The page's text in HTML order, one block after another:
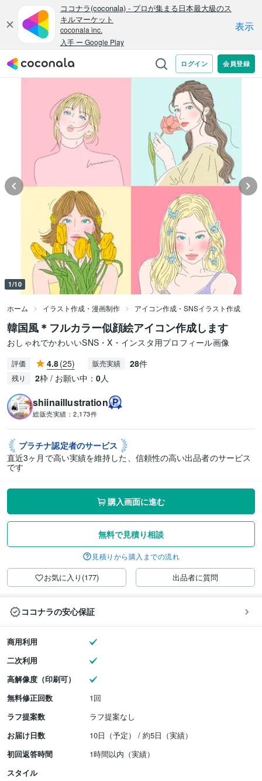
1/10
ホーム イラスト作成・漫画制作 アイコン作成・SNSイラスト作成
韓国風＊フルカラー似顔絵アイコン作成します
おしゃれでかわいいSNS・X・インスタ用プロフィール画像
評価 4.8(25) 販売実績 28件
残り 2枠 / お願い中： 0人
shiinaillustration
総販売実績： 2,173件
プラチナ認定者のサービス
直近3ヶ月で高い実績を維持した、信頼性の高い出品者のサービス
です
購入画面に進む
無料で見積り相談
見積りから購入までの流れ
お気に入り(177) 出品者に質問
ココナラの安心保証
商用利用
二次利用
高解像度（印刷可）
無料修正回数
1回
ラフ提案数
ラフ提案なし
お届け日数
10日（予定） / 約5日（実績）
初回返答時間
1時間以内（実績）
スタイル